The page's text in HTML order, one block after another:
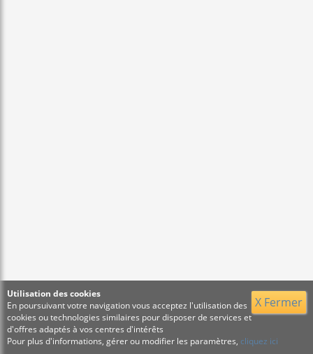
X Fermer
Utilisation des cookies
En poursuivant votre navigation vous acceptez l'utilisation des
cookies ou technologies similaires pour disposer de services et
d'offres adaptés à vos centres d'intérêts
Pour plus d'informations, gérer ou modifier les paramètres, cliquez ici